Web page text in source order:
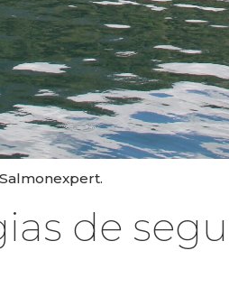
de